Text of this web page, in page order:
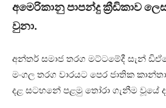
අමෙරිකානු පාපන්දු ක්‍රීඩිකාව
වුනා.
අන්තර් සමාජ තරග මට්ටමේදී සැන්
මංගල තරග වාරයට පෙර ජාතික
දළ සටහනේ පළමු තෝරා ගැනීම වූයේ